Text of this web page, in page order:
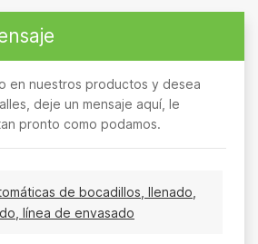
en nuestros productos y desea
deje un mensaje aquí, le
pronto como podamos.
de bocadillos, llenado,
línea de envasado